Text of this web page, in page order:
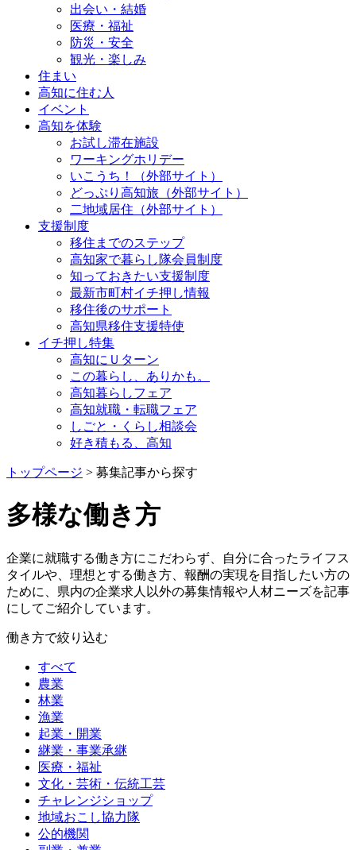
出会い・結婚
医療・福祉
防災・安全
観光・楽しみ
住まい
高知に住む人
イベント
高知を体験
お試し滞在施設
ワーキングホリデー
いこうち！（外部サイト）
どっぷり高知旅（外部サイト）
二地域居住（外部サイト）
支援制度
移住までのステップ
高知家で暮らし隊会員制度
知っておきたい支援制度
最新市町村イチ押し情報
移住後のサポート
高知県移住支援特使
イチ押し特集
高知にＵターン
この暮らし、ありかも。
高知暮らしフェア
高知就職・転職フェア
しごと・くらし相談会
好き積もる、高知
トップページ > 募集記事から探す
多様な働き方
企業に就職する働き方にこだわらず、自分に合ったライフス
タイルや、理想とする働き方、報酬の実現を目指したい方の
ために、県内の企業求人以外の募集情報や人材ニーズを記事
にしてご紹介しています。
働き方で絞り込む
すべて
農業
林業
漁業
起業・開業
継業・事業承継
医療・福祉
文化・芸術・伝統工芸
チャレンジショップ
地域おこし協力隊
公的機関